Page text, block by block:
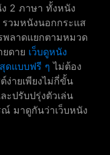
2 ภาษา ทั้งหนัง
วมหนังนอกกระแส
พลาดแยกตามหมวด
ดาย เว็บดูหนัง
ดแบบฟรี ๆ ไม่ต้อง
ง่ายเพียงไม่กี่ขั้น
ปรับปรุ่งตัวเล่น
มาดูกันว่าเว็บหนัง